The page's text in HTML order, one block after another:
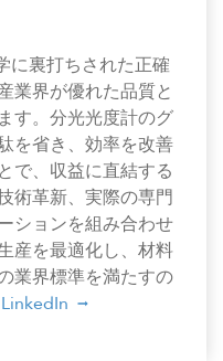
に裏打ちされた正確
業界が優れた品質と
す。分光光度計のグ
を省き、効率を改善
で、収益に直結する
術革新、実際の専門
ションを組み合わせ
産を最適化し、材料
業界標準を満たすの
LinkedIn